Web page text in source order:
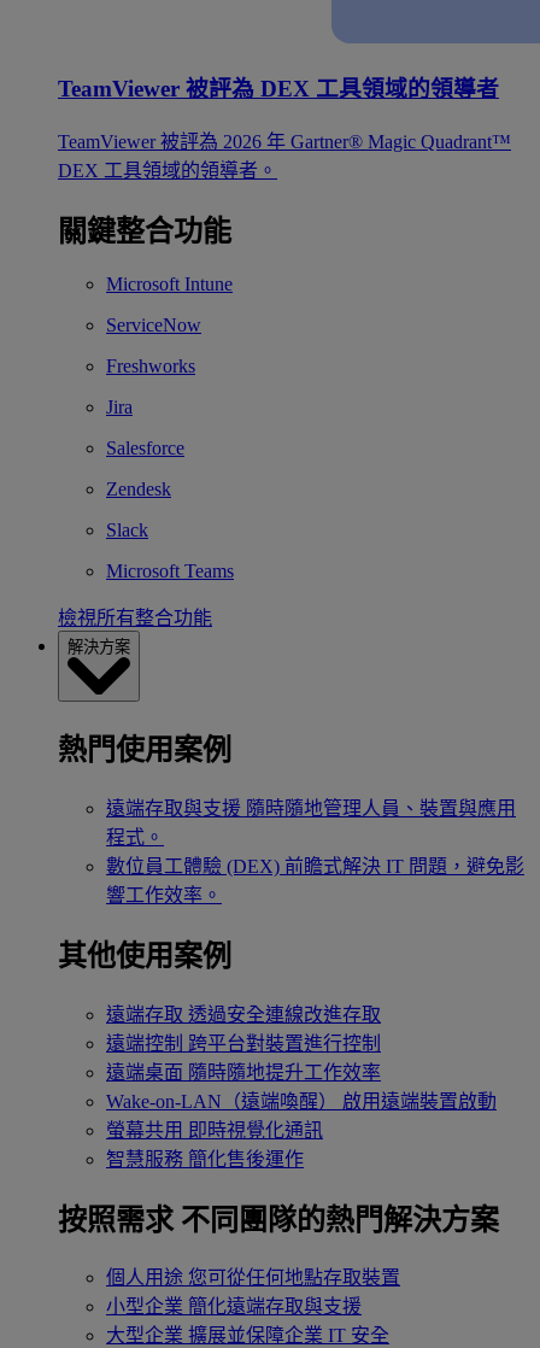
TeamViewer 被評為 DEX 工具領域的領導者
TeamViewer 被評為 2026 年 Gartner® Magic Quadrant™
DEX 工具領域的領導者。
關鍵整合功能
Microsoft Intune
ServiceNow
Freshworks
Jira
Salesforce
Zendesk
Slack
Microsoft Teams
檢視所有整合功能
解決方案
熱門使用案例
遠端存取與支援 隨時隨地管理人員、裝置與應用
程式。
數位員工體驗 (DEX) 前瞻式解決 IT 問題，避免影
響工作效率。
其他使用案例
遠端存取 透過安全連線改進存取
遠端控制 跨平台對裝置進行控制
遠端桌面 隨時隨地提升工作效率
Wake-on-LAN（遠端喚醒）
啟用遠端裝置啟動
螢幕共用 即時視覺化通訊
智慧服務 簡化售後運作
按照需求 不同團隊的熱門解決方案
個人用途 您可從任何地點存取裝置
小型企業 簡化遠端存取與支援
大型企業 擴展並保障企業 IT 安全